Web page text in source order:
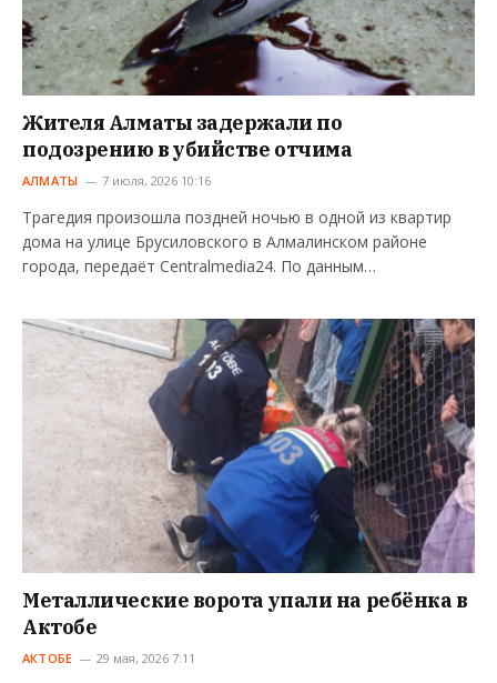
Жителя Алматы задержали по
подозрению в убийстве отчима
АЛМАТЫ 7 июля, 2026 10:16
Трагедия произошла поздней ночью в одной из квартир
дома на улице Брусиловского в Алмалинском районе
города, передаёт Centralmedia24. По данным…
Металлические ворота упали на ребёнка в
Актобе
АКТОБЕ 29 мая, 2026 7:11